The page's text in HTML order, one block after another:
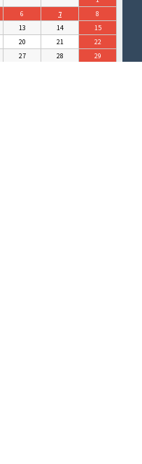
6 7
8
13 14
15
20 21
22
27 28
29